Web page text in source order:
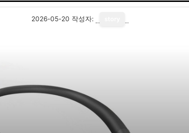
2026-05-20 작성자: